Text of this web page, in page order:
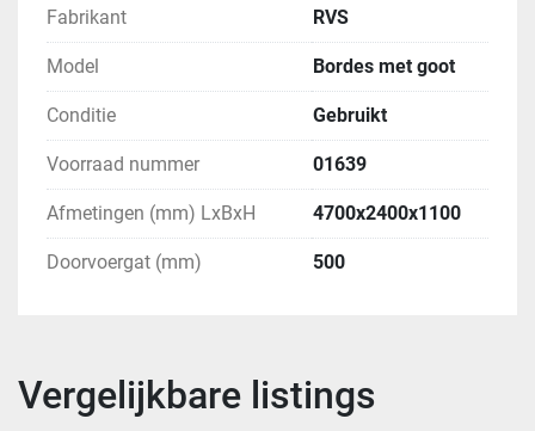
Fabrikant RVS
Model Bordes met goot
Conditie Gebruikt
Voorraad nummer 01639
Afmetingen (mm) LxBxH 4700x2400x1100
Doorvoergat (mm) 500
Vergelijkbare listings